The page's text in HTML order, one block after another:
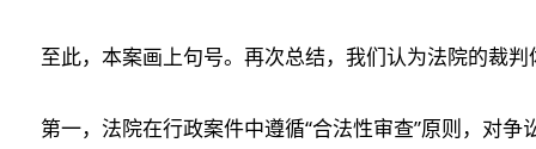
至此，本案画上句号。再次总结，我们认为法院的裁判
第一，法院在行政案件中遵循“合法性审查”原则，对